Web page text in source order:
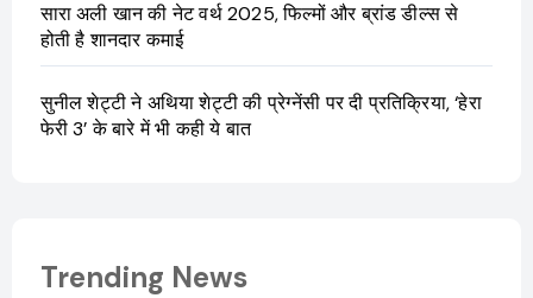
सारा अली खान की नेट वर्थ 2025, फिल्मों और ब्रांड डील्स से
होती है शानदार कमाई
सुनील शेट्टी ने अथिया शेट्टी की प्रेग्नेंसी पर दी प्रतिक्रिया, ‘हेरा
फेरी 3’ के बारे में भी कही ये बात
Trending News